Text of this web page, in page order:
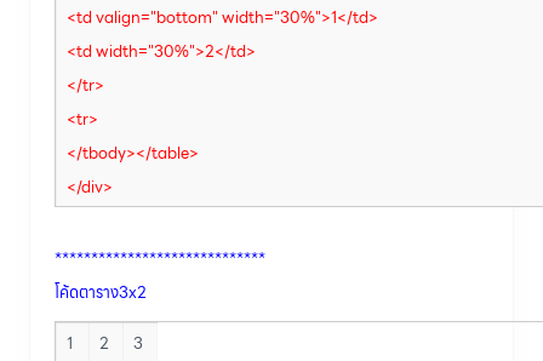
<td valign="bottom" width="30%">1</td>
<td width="30%">2</td>
</tr>
<tr>
</tbody></table>
</div>
*****************************
โค้ดตาราง3x2
1
2
3